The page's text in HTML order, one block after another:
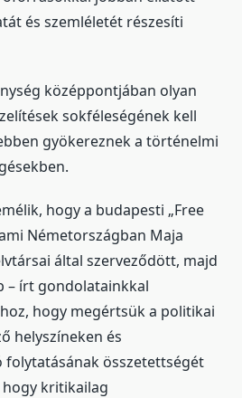
és szemléletét részesíti
középpontjában olyan
sokféleségének kell
gyökereznek a történelmi
hogy a budapesti „Free
Németországban Maja
által szerveződött, majd
– írt gondolatainkkal
hogy megértsük a politikai
helyszíneken és
folytatásának összetettségét
kritikailag